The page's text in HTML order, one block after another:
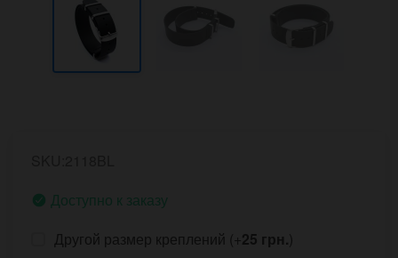
Доступно к заказу
Другой размер креплений (+25 грн.)